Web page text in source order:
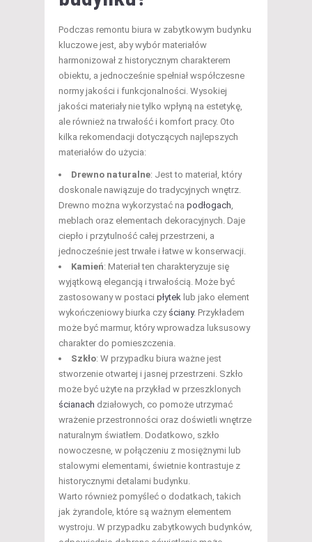
Podczas remontu biura w zabytkowym budynku
kluczowe jest, aby wybór materiałów
harmonizował z historycznym charakterem
obiektu, a jednocześnie spełniał współczesne
normy jakości i funkcjonalności. Wysokiej
jakości materiały nie tylko wpłyną na estetykę,
ale również na trwałość i komfort pracy. Oto
kilka rekomendacji dotyczących najlepszych
materiałów do użycia:
Drewno naturalne: Jest to materiał, który
doskonale nawiązuje do tradycyjnych wnętrz.
Drewno można wykorzystać na podłogach,
meblach oraz elementach dekoracyjnych. Daje
ciepło i przytulność całej przestrzeni, a
jednocześnie jest trwałe i łatwe w konserwacji.
Kamień: Materiał ten charakteryzuje się
wyjątkową elegancją i trwałością. Może być
zastosowany w postaci płytek lub jako element
wykończeniowy biurka czy ściany. Przykładem
może być marmur, który wprowadza luksusowy
charakter do pomieszczenia.
Szkło: W przypadku biura ważne jest
stworzenie otwartej i jasnej przestrzeni. Szkło
może być użyte na przykład w przeszklonych
ścianach działowych, co pomoże utrzymać
wrażenie przestronności oraz doświetli wnętrze
naturalnym światłem. Dodatkowo, szkło
nowoczesne, w połączeniu z mosiężnymi lub
stalowymi elementami, świetnie kontrastuje z
historycznymi detalami budynku.
Warto również pomyśleć o dodatkach, takich
jak żyrandole, które są ważnym elementem
wystroju. W przypadku zabytkowych budynków,